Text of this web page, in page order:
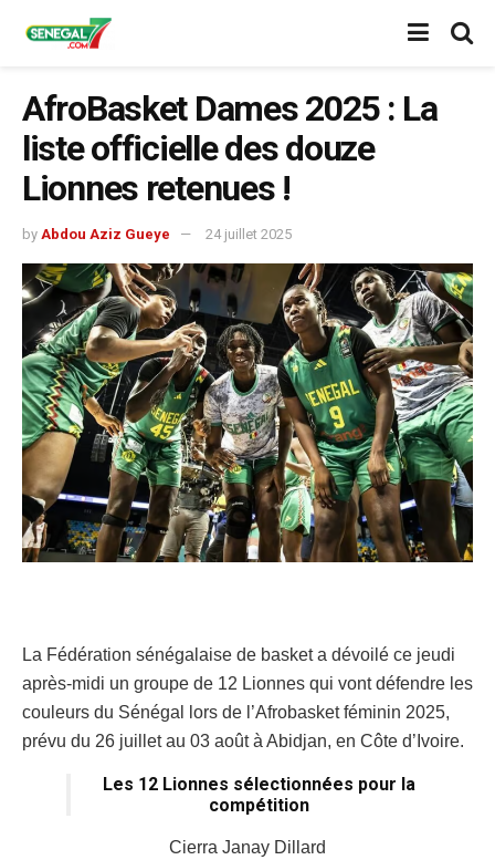
AfroBasket Dames 2025 : La
liste officielle des douze
Lionnes retenues !
by Abdou Aziz Gueye 24 juillet 2025
La Fédération sénégalaise de basket a dévoilé ce jeudi
après-midi un groupe de 12 Lionnes qui vont défendre les
couleurs du Sénégal lors de l’Afrobasket féminin 2025,
prévu du 26 juillet au 03 août à Abidjan, en Côte d’Ivoire.
Les 12 Lionnes sélectionnées pour la
compétition
Cierra Janay Dillard